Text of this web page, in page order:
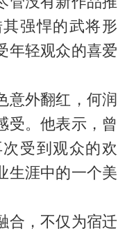
强悍的武将形
年轻观众的喜爱
意外翻红，何润
受。他表示，曾
受到观众的欢
生涯中的一个美
合，不仅为宿迁